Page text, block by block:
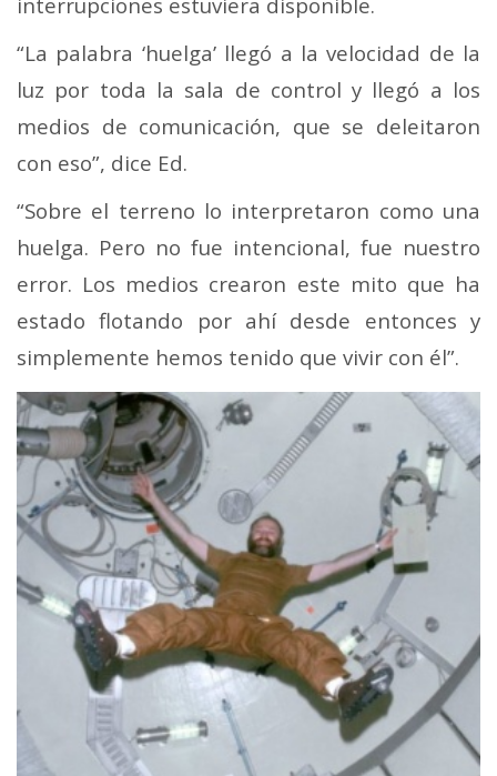
“La palabra ‘huelga’ llegó a la velocidad de la
luz por toda la sala de control y llegó a los
medios de comunicación, que se deleitaron
con eso”, dice Ed.
“Sobre el terreno lo interpretaron como una
huelga. Pero no fue intencional, fue nuestro
error. Los medios crearon este mito que ha
estado flotando por ahí desde entonces y
simplemente hemos tenido que vivir con él”.